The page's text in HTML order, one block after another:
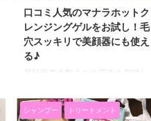
ミで人気で、保湿ジェルは、 ＠
コスメ（アットコスメ）の2016年
新商品 美容液・ブースター部門
で堂々の第一位 を獲得している
んです(*^▽^*) 美白や肌荒れにい
から、美容や健康に ...
口コミ人気のマナラホットク
レンジングゲルをお試し！毛
穴スッキリで美顔器にも使え
る♪
累計販売本数６００万本を突破し
ジングジェル部門でも第１位を獲
得している MANARA（マナラ）
シャンプー トリートメント